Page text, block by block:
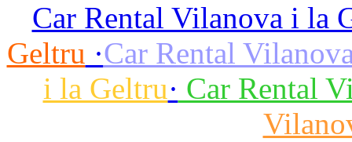
Car Rental Vilanova i la
Geltru ·Car Rental
i la Geltru· Car Rental